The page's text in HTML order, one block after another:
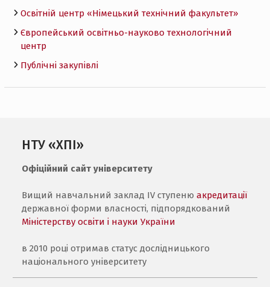
Освітній центр «Німецький технічний факультет»
Європейський освітньо-науково технологічний
центр
Публічні закупівлі
НТУ «ХПІ»
Офіційний сайт університету
Вищий навчальний заклад IV ступенюакредитації
державної форми власності, підпорядкований
Міністерству освіти і науки України
в 2010 році отримав статус дослідницького
національного університету